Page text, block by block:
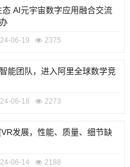
态 AI元宇宙数字应用融合交流
06-19 2375
能团队，进入阿里全球数学竞
06-18 2273
发展，性能、质量、细节缺
06-14 2188